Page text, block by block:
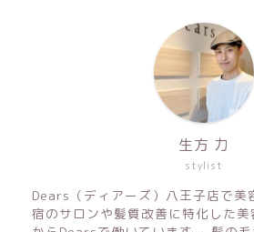
stylist
生方 力
Dears（ディアーズ）八王子店で美
宿のサロンや髪質改善に特化した